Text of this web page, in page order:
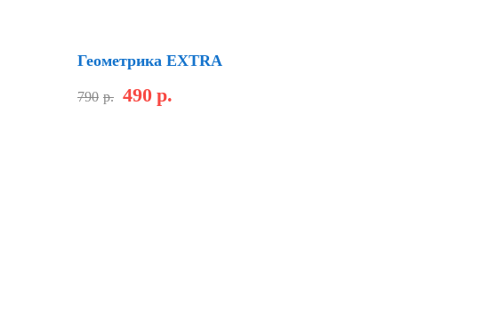
Геометрика EXTRA
790 р. 490 р.